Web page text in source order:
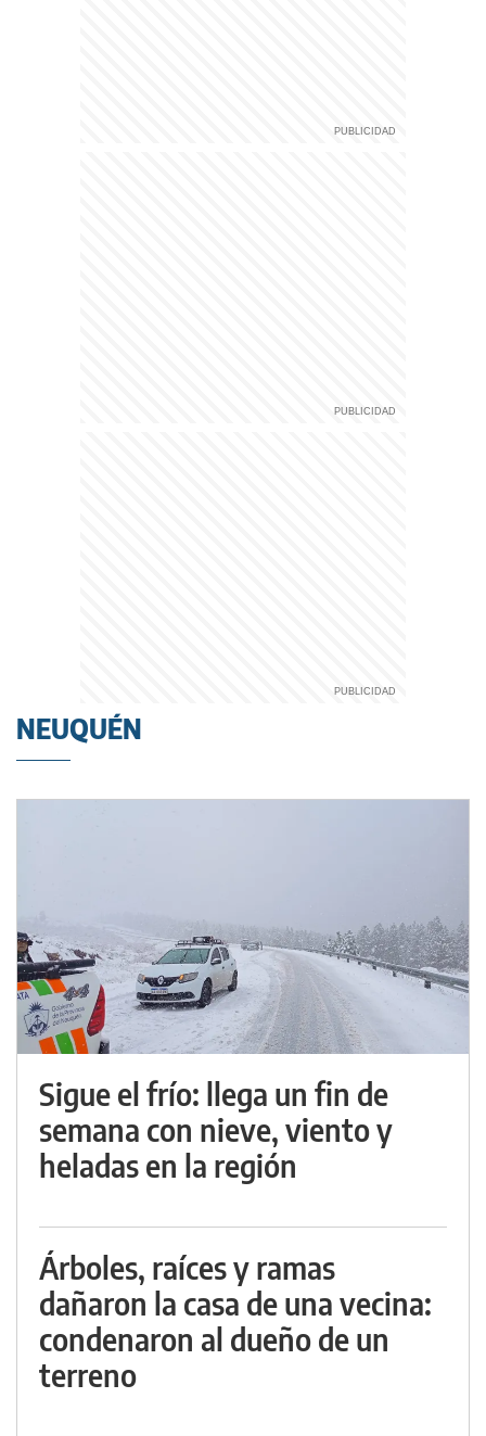
NEUQUÉN
Sigue el frío: llega un fin de
semana con nieve, viento y
heladas en la región
Árboles, raíces y ramas
dañaron la casa de una vecina:
condenaron al dueño de un
terreno